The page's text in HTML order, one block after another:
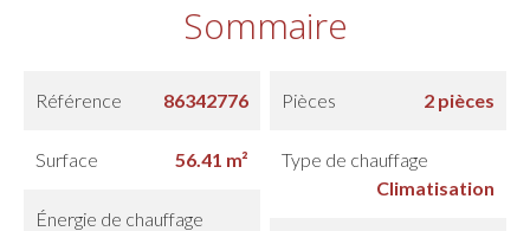
Sommaire
Référence 86342776 Pièces 2 pièces
Surface 56.41 m²
Type de chauffage
Climatisation
Énergie de chauffage